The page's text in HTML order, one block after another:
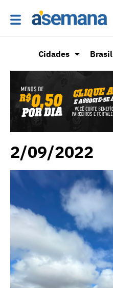
Cidades Brasil
2/09/2022